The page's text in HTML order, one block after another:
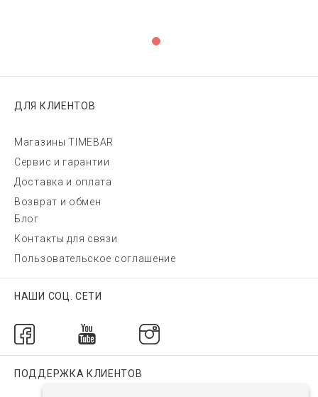
ДЛЯ КЛИЕНТОВ
Магазины TIMEBAR
Сервис и гарантии
Доставка и оплата
Возврат и обмен
Блог
Контакты для связи
Пользовательское соглашение
НАШИ СОЦ. СЕТИ
ПОДДЕРЖКА КЛИЕНТОВ